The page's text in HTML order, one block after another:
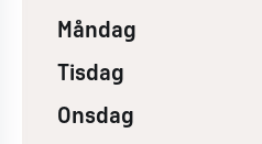
Måndag
Tisdag
Onsdag